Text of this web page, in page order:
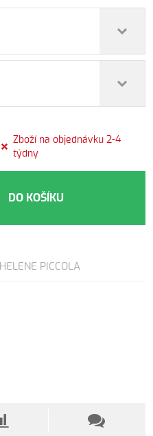
Zboží na objednávku 2-4
týdny
DO KOŠÍKU
HELENE PICCOLA